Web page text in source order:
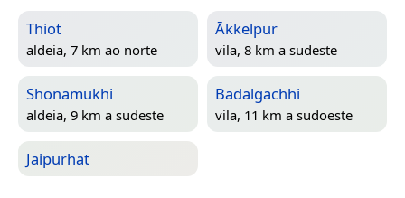
Thiot
aldeia, 7 km ao norte
Ākkelpur
vila, 8 km a sudeste
Shonamukhi
aldeia, 9 km a sudeste
Badalgachhi
vila, 11 km a sudoeste
Jaipurhat